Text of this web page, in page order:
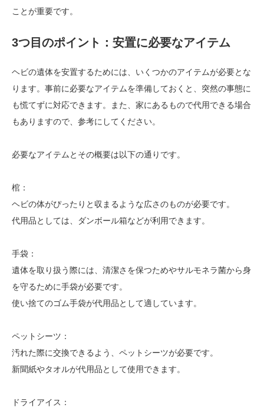
ことが重要です。
3つ目のポイント：安置に必要なアイテム
ヘビの遺体を安置するためには、いくつかのアイテムが必要とな
ります。事前に必要なアイテムを準備しておくと、突然の事態に
も慌てずに対応できます。また、家にあるもので代用できる場合
もありますので、参考にしてください。
必要なアイテムとその概要は以下の通りです。
棺：
ヘビの体がぴったりと収まるような広さのものが必要です。
代用品としては、ダンボール箱などが利用できます。
手袋：
遺体を取り扱う際には、清潔さを保つためやサルモネラ菌から身
を守るために手袋が必要です。
使い捨てのゴム手袋が代用品として適しています。
ペットシーツ：
汚れた際に交換できるよう、ペットシーツが必要です。
新聞紙やタオルが代用品として使用できます。
ドライアイス：